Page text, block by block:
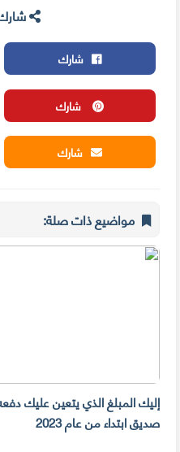
شارك
شارك
شارك
مواضيع ذات صلة:
صديق ابتداء من عام 2023